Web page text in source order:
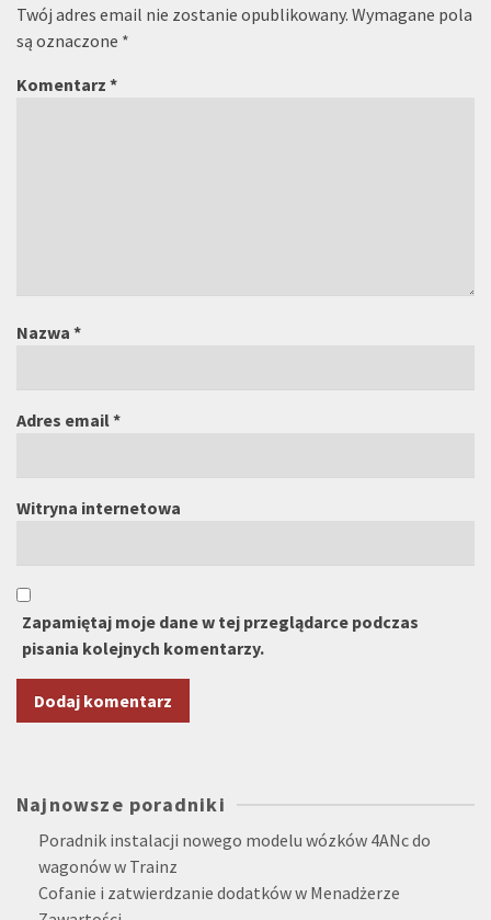
Twój adres email nie zostanie opublikowany. Wymagane pola
są oznaczone *
Komentarz *
Nazwa *
Adres email*
Witryna internetowa
Zapamiętaj moje dane w tej przeglądarce podczas
pisania kolejnych komentarzy.
Najnowsze poradniki
Poradnik instalacji nowego modelu wózków 4ANc do
wagonów w Trainz
Cofanie i zatwierdzanie dodatków w Menadżerze